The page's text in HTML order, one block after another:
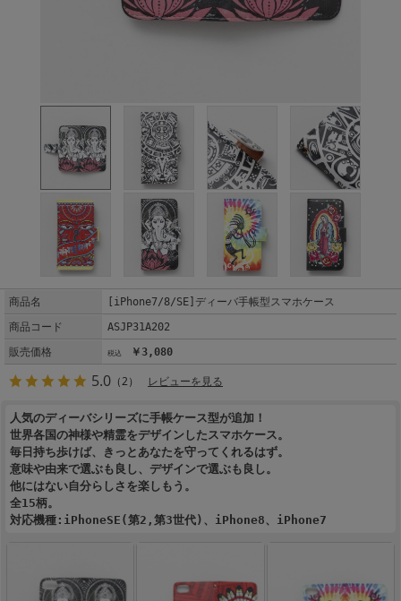
商品名
[iPhone7/8/SE]ディーバ手帳型スマホケース
商品コード
ASJP31A202
販売価格
￥3,080
5.0 （2） レビューを見る
人気のディーバシリーズに手帳ケース型が追加！
世界各国の神様や精霊をデザインしたスマホケース。
毎日持ち歩けば、きっとあなたを守ってくれるはず。
意味や由来で選ぶも良し、デザインで選ぶも良し。
他にはない自分らしさを楽しもう。
全15柄。
対応機種:iPhoneSE(第2,第3世代)、iPhone8、iPhone7